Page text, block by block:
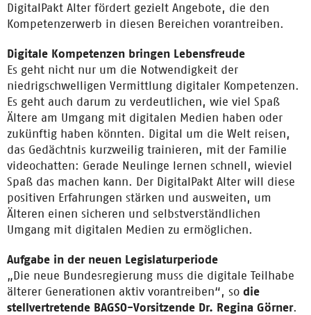
DigitalPakt Alter fördert gezielt Angebote, die den
Kompetenzerwerb in diesen Bereichen vorantreiben.
Digitale Kompetenzen bringen Lebensfreude
Es geht nicht nur um die Notwendigkeit der
niedrigschwelligen Vermittlung digitaler Kompetenzen.
Es geht auch darum zu verdeutlichen, wie viel Spaß
Ältere am Umgang mit digitalen Medien haben oder
zukünftig haben könnten. Digital um die Welt reisen,
das Gedächtnis kurzweilig trainieren, mit der Familie
videochatten: Gerade Neulinge lernen schnell, wieviel
Spaß das machen kann. Der DigitalPakt Alter will diese
positiven Erfahrungen stärken und ausweiten, um
Älteren einen sicheren und selbstverständlichen
Umgang mit digitalen Medien zu ermöglichen.
Aufgabe in der neuen Legislaturperiode
„Die neue Bundesregierung muss die digitale Teilhabe
älterer Generationen aktiv vorantreiben“, so die
stellvertretende BAGSO-Vorsitzende Dr. Regina Görner.